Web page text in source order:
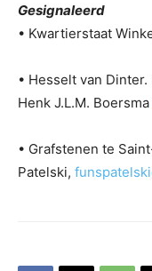
Gesignaleerd
• Kwartierstaat
• Hesselt van
Henk J.L.M. Boersma
• Grafstenen te
Patelski,